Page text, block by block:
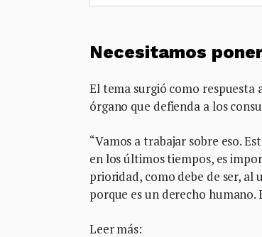
Necesitamos
El tema surgió como respuesta
órgano que defienda a los
“Vamos a trabajar sobre eso.
en los últimos tiempos, es
prioridad, como debe de ser, al
porque es un derecho humano.
Leer más: